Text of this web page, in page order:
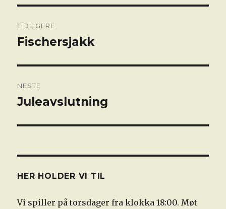
TIDLIGERE
Forrige
Fischersjakk
NESTE
Neste
Juleavslutning
HER HOLDER VI TIL
Vi spiller på torsdager fra klokka 18:00. Møt